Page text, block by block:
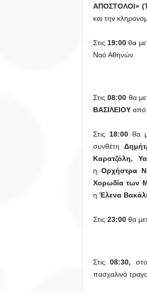
ΑΠΟΣΤΟΛΟΙ»
και την
Στις 19:00θα
Ναό Αθηνών.
Στις 08:00 θα
ΒΑΣΙΛΕΙΟΥ από
Στις 18:00θα
συνθέτη
Καρατζόλη,
η Ορχήστρα
Χορωδία των
η Έλενα
Στις 23:00θα
Στις 08:30,
πασχαλινά